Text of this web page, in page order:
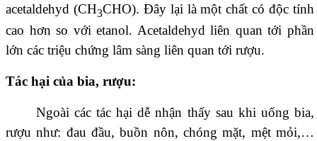
acetaldehyd (CH3CHO). Đây lại là một chất có độc tính
cao hơn so với etanol. Acetaldehyd liên quan tới phần
lớn các triệu chứng lâm sàng liên quan tới rượu.
Tác hại của bia, rượu:
Ngoài các tác hại dễ nhận thấy sau khi uống bia,
rượu như: đau đầu, buồn nôn, chóng mặt, mệt mỏi,…